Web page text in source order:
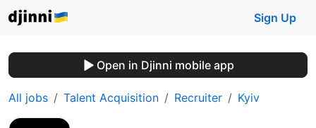
Sign Up
Open in Djinni mobile app
All jobs Talent Acquisition Recruiter Kyiv